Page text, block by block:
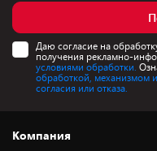
Даю согласие на
получения рекламно-
условиями обработки.
обработкой, механизмом
согласия или отказа.
Компания